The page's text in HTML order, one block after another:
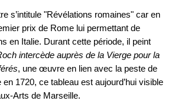
s’intitule "Révélations romaines" car en
prix de Rome lui permettant de
en Italie. Durant cette période, il peint
intercède auprès de la Vierge pour la
, une œuvre en lien avec la peste de
1720, ce tableau est aujourd’hui visible
Arts de Marseille.